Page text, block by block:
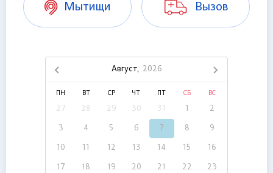
Мытищи Вызов
Август, 2026
ПН ВТ СР ЧТ СБ ВС
27 28 29 30 31 1 2
3 4 5 6 7 8 9
10 11 12 13 14 15 16
17 18 19 20 21 22 23